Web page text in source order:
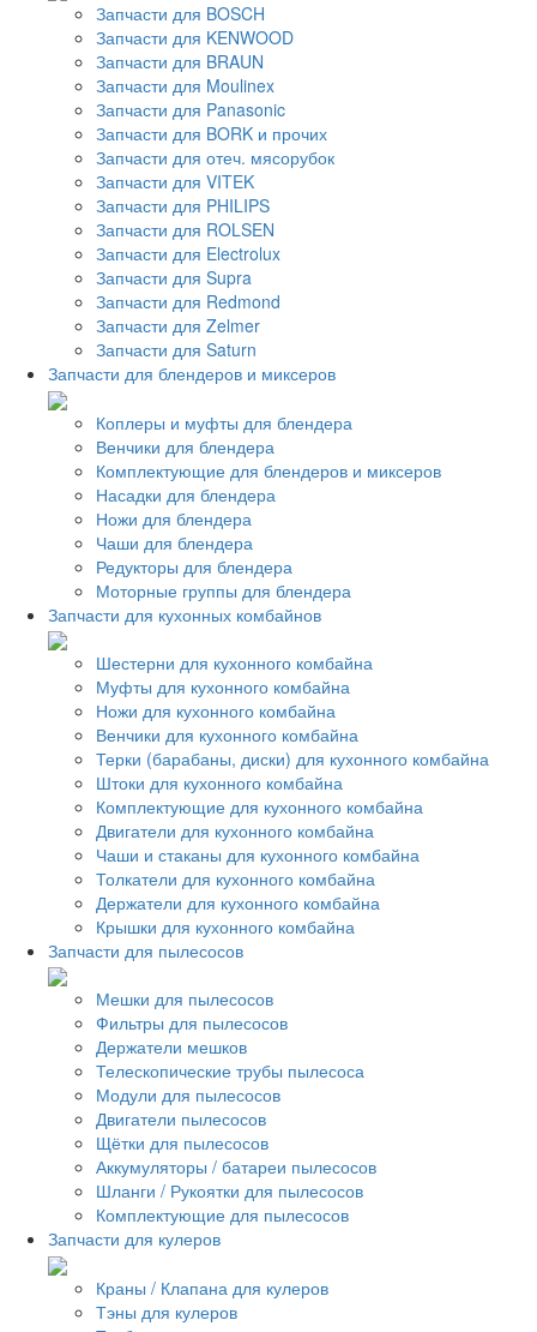
Запчасти для BOSCH
Запчасти для KENWOOD
Запчасти для BRAUN
Запчасти для Moulinex
Запчасти для Panasonic
Запчасти для BORK и прочих
Запчасти для отеч. мясорубок
Запчасти для VITEK
Запчасти для PHILIPS
Запчасти для ROLSEN
Запчасти для Electrolux
Запчасти для Supra
Запчасти для Redmond
Запчасти для Zelmer
Запчасти для Saturn
Запчасти для блендеров и миксеров
Коплеры и муфты для блендера
Венчики для блендера
Комплектующие для блендеров и миксеров
Насадки для блендера
Ножи для блендера
Чаши для блендера
Редукторы для блендера
Моторные группы для блендера
Запчасти для кухонных комбайнов
Шестерни для кухонного комбайна
Муфты для кухонного комбайна
Ножи для кухонного комбайна
Венчики для кухонного комбайна
Терки (барабаны, диски) для кухонного комбайна
Штоки для кухонного комбайна
Комплектующие для кухонного комбайна
Двигатели для кухонного комбайна
Чаши и стаканы для кухонного комбайна
Толкатели для кухонного комбайна
Держатели для кухонного комбайна
Крышки для кухонного комбайна
Запчасти для пылесосов
Мешки для пылесосов
Фильтры для пылесосов
Держатели мешков
Телескопические трубы пылесоса
Модули для пылесосов
Двигатели пылесосов
Щётки для пылесосов
Аккумуляторы / батареи пылесосов
Шланги / Рукоятки для пылесосов
Комплектующие для пылесосов
Запчасти для кулеров
Краны / Клапана для кулеров
Тэны для кулеров